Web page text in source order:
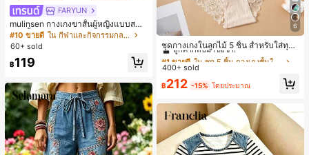
FARYUN
mulinsen กางเกงขาสั้นผู้หญิงแบบสบา
ยๆ สีพื้น หลวม อเนกประสงค์ กางเกงขา
สั้นกีฬา 2-In-1 สำหรับวิ่ง ฟิตเนส และก
#10 ขายดี
ใน กีฬาและกิจกรรมกลางแจ้ง
60+ sold
฿119
6
ชุดกางเกงในลูกไม้ 5 ชิ้น สำหรับใส่ทุกวั
น
#1 ขายดี
ลูกค้ากลับมาซื้อซ้ำ!
#1 ขายดี
ลูกค้ากลับมาซื้อซ้ำ!
#1 ขายดี
ลูกค้ากลับมาซื้อซ้ำ!
#1 ขายดี
400+ sold
฿212 -15% โดยประมาณ